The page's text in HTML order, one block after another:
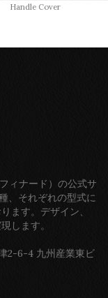
Handle Cover
ィナード）の公式サ
、それぞれの型式に
ます。デザイン、
します。
2-6-4 九州産業東ビ